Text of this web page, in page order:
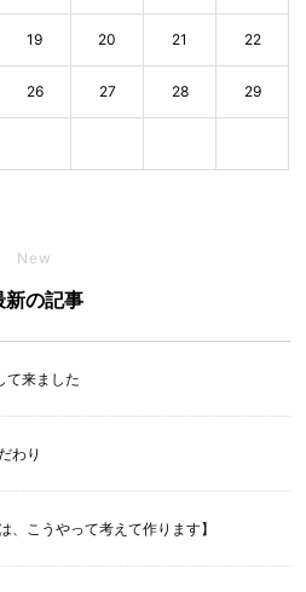
19 20 21 22
26 27 28 29
New
新の記事
て来ました
わり
、こうやって考えて作ります】